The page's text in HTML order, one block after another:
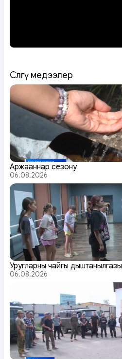
Сөөлгү медээлер
Аржааннар сезону
06.08.2026
Уругларның чайгы дыштанылгазы
06.08.2026